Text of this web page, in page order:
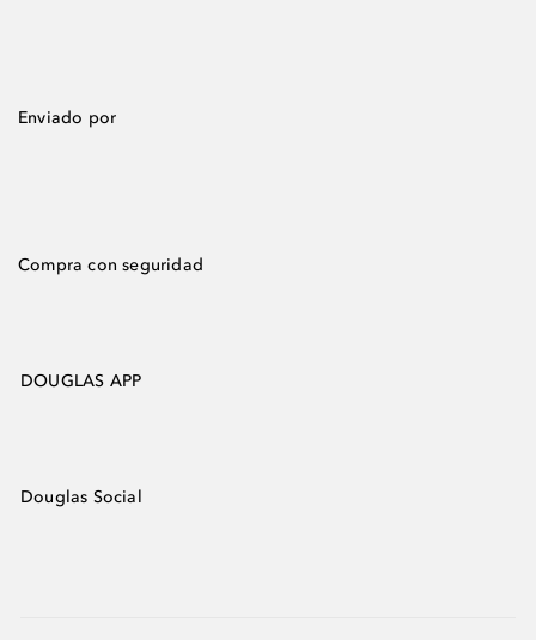
Enviado por
Compra con seguridad
DOUGLAS APP
Douglas Social